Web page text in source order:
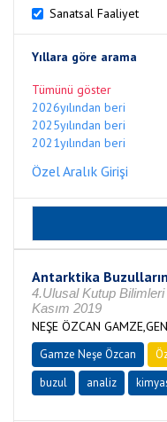
Sanatsal Faaliyet
Yıllara göre arama
Tümünü göster
2026yılından beri
2025yılından beri
2021yılından beri
Özel Aralık Girişi
Antarktika
4.Ulusal Kutup
Kasım 2019
NEŞE ÖZCAN
Gamze Neşe Özcan
buzul
analiz